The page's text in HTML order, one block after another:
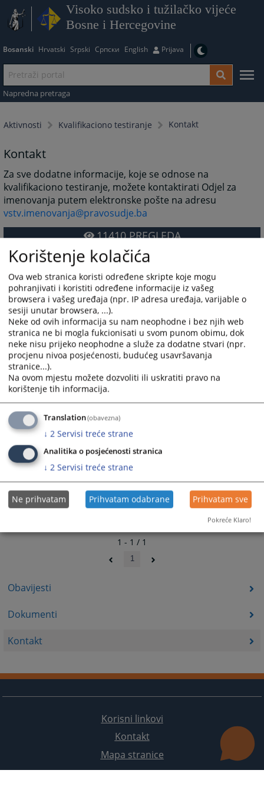
Visoko sudsko i tužilačko vijeće
Bosne i Hercegovine
Bosanski Hrvatski Srpski Српски English Prijava
Napredna pretraga
Aktivnosti Kvalifikaciono testiranje Kontakt
Obavijesti
Dokumenti
Kontakt
Kontakt
Za sve dodatne informacije, koje se odnose na
kvalifikaciono testiranje, možete kontaktirati Odjel za
imenovanja putem elektronske pošte na adresu
vstv.imenovanja@pravosudje.ba
11410PREGLEDA
1 - 1 / 1
1
Korisni linkovi
Kontakt
Mapa stranice
Korištenje kolačića
Ova web stranica koristi određene skripte koje mogu
pohranjivati i koristiti određene informacije iz vašeg
browsera i vašeg uređaja (npr. IP adresa uređaja, varijable o
sesiji unutar browsera, ...).
Neke od ovih informacija su nam neophodne i bez njih web
stranica ne bi mogla fukcionisati u svom punom obimu, dok
neke nisu prijeko neophodne a služe za dodatne stvari (npr.
procjenu nivoa posjećenosti, budućeg usavršavanja
stranice...).
Na ovom mjestu možete dozvoliti ili uskratiti pravo na
korištenje tih informacija.
Translation(obavezna)
↓ 2 Servisi treće strane
Analitika o posjećenosti stranica
↓ 2 Servisi treće strane
Ne prihvatam Prihvatam odabrane Prihvatam sve
Pokreće Klaro!